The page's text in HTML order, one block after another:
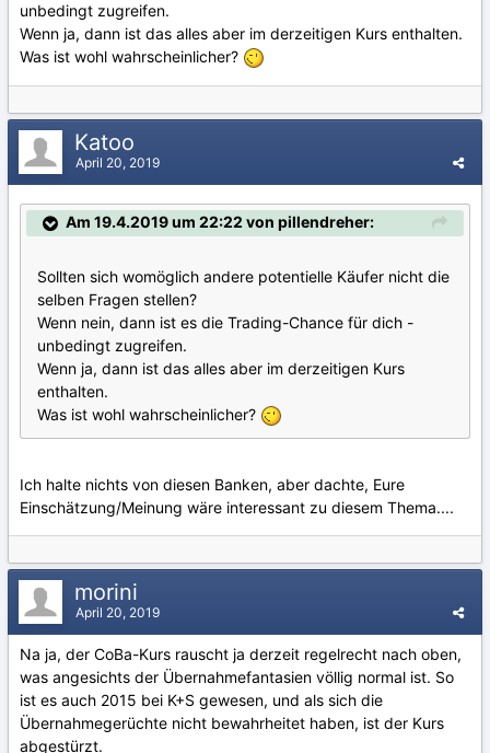
unbedingt zugreifen.
Wenn ja, dann ist das alles aber im derzeitigen Kurs enthalten.
Was ist wohl wahrscheinlicher?
Katoo
April 20, 2019
Am 19.4.2019 um 22:22 von pillendreher:
Sollten sich womöglich andere potentielle Käufer nicht die
selben Fragen stellen?
Wenn nein, dann ist es die Trading-Chance für dich -
unbedingt zugreifen.
Wenn ja, dann ist das alles aber im derzeitigen Kurs
enthalten.
Was ist wohl wahrscheinlicher?
Ich halte nichts von diesen Banken, aber dachte, Eure
Einschätzung/Meinung wäre interessant zu diesem Thema....
morini
April 20, 2019
Na ja, der CoBa-Kurs rauscht ja derzeit regelrecht nach oben,
was angesichts der Übernahmefantasien völlig normal ist. So
ist es auch 2015 bei K+S gewesen, und als sich die
Übernahmegerüchte nicht bewahrheitet haben, ist der Kurs
abgestürzt.